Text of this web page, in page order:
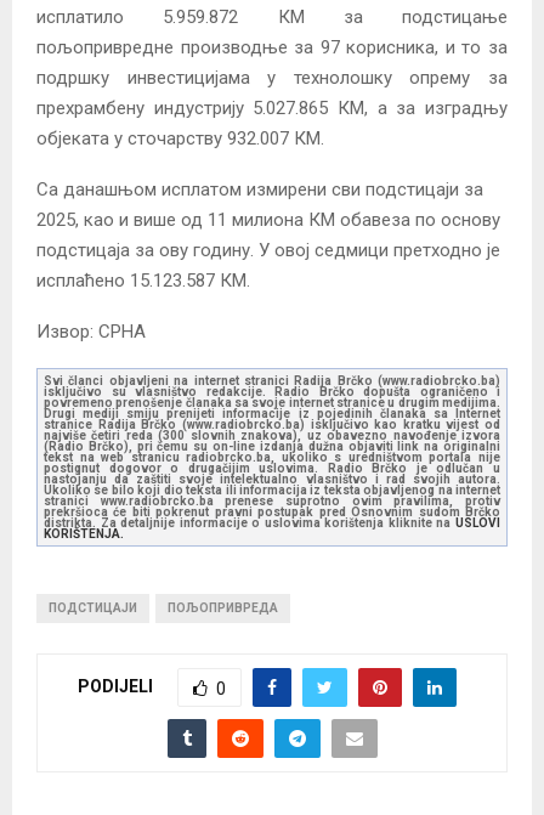
исплатило 5.959.872 КМ за подстицање
пољопривредне производње за 97 корисника, и то за
подршку инвестицијама у технолошку опрему за
прехрамбену индустрију 5.027.865 КМ, а за изградњу
објеката у сточарству 932.007 КМ.
Са данашњом исплатом измирени сви подстицаји за
2025, као и више од 11 милиона КМ обавеза по основу
подстицаја за ову годину. У овој седмици претходно је
исплаћено 15.123.587 КМ.
Извор: СРНА
Svi članci objavljeni na internet stranici Radija Brčko (www.radiobrcko.ba)
isključivo su vlasništvo redakcije. Radio Brčko dopušta ograničeno i
povremeno prenošenje članaka sa svoje internet stranice u drugim medijima.
Drugi mediji smiju prenijeti informacije iz pojedinih članaka sa Internet
stranice Radija Brčko (www.radiobrcko.ba) isključivo kao kratku vijest od
najviše četiri reda (300 slovnih znakova), uz obavezno navođenje izvora
(Radio Brčko), pri čemu su on-line izdanja dužna objaviti link na originalni
tekst na web stranicu radiobrcko.ba, ukoliko s uredništvom portala nije
postignut dogovor o drugačijim uslovima. Radio Brčko je odlučan u
nastojanju da zaštiti svoje intelektualno vlasništvo i rad svojih autora.
Ukoliko se bilo koji dio teksta ili informacija iz teksta objavljenog na internet
stranici www.radiobrcko.ba prenese suprotno ovim pravilima, protiv
prekršioca će biti pokrenut pravni postupak pred Osnovnim sudom Brčko
distrikta. Za detaljnije informacije o uslovima korištenja kliknite na USLOVI
KORIŠTENJA.
ПОДСТИЦАЈИ ПОЉОПРИВРЕДА
PODIJELI 0